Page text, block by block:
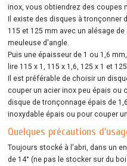
inox, vous obtiendrez des coupes
Il existe des disques à tronçonner
115 et 125 mm avec un alésage
meuleuse d'angle.
Puis une épaisseur de 1 ou 1,6
lire 115 x 1, 115 x 1,6, 125 x 1 et
Il est préférable de choisir un
couper un acier inox peu épais ou
disque de tronçonnage épais de
inoxydable épais ou pour couper
Quelques précautions
Toujours stocké à l'abri, dans un
de 14° (ne pas le stocker sur du